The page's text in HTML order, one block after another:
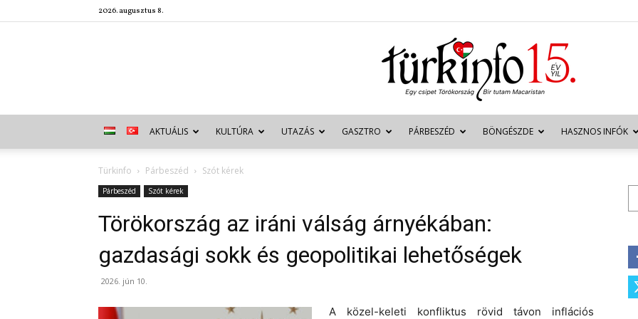
2026. augusztus 8.
Türkinfo
AKTUÁLIS KULTÚRA UTAZÁS GASZTRO PÁRBESZÉD BÖNGÉSZDE HASZNOS INFÓK
Türkinfo Párbeszéd Szót kérek
Párbeszéd Szót kérek
Törökország az iráni válság árnyékában:
gazdasági sokk és geopolitikai lehetőségek
2026. jún 10.
A közel-keleti konfliktus rövid távon inflációs